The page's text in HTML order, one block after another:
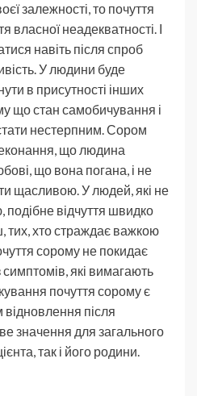
залежності, то почуття
власної неадекватності. І
навіть після спроб
У людини буде
в присутності інших
що стан самобичування і
нестерпним. Сором
що людина
що вона погана, і не
щасливою. У людей, які не
відчуття швидко
тих, хто страждає важкою
сорому не покидає
симптомів, які вимагають
почуття сорому є
після
значення для загального
так і його родини.